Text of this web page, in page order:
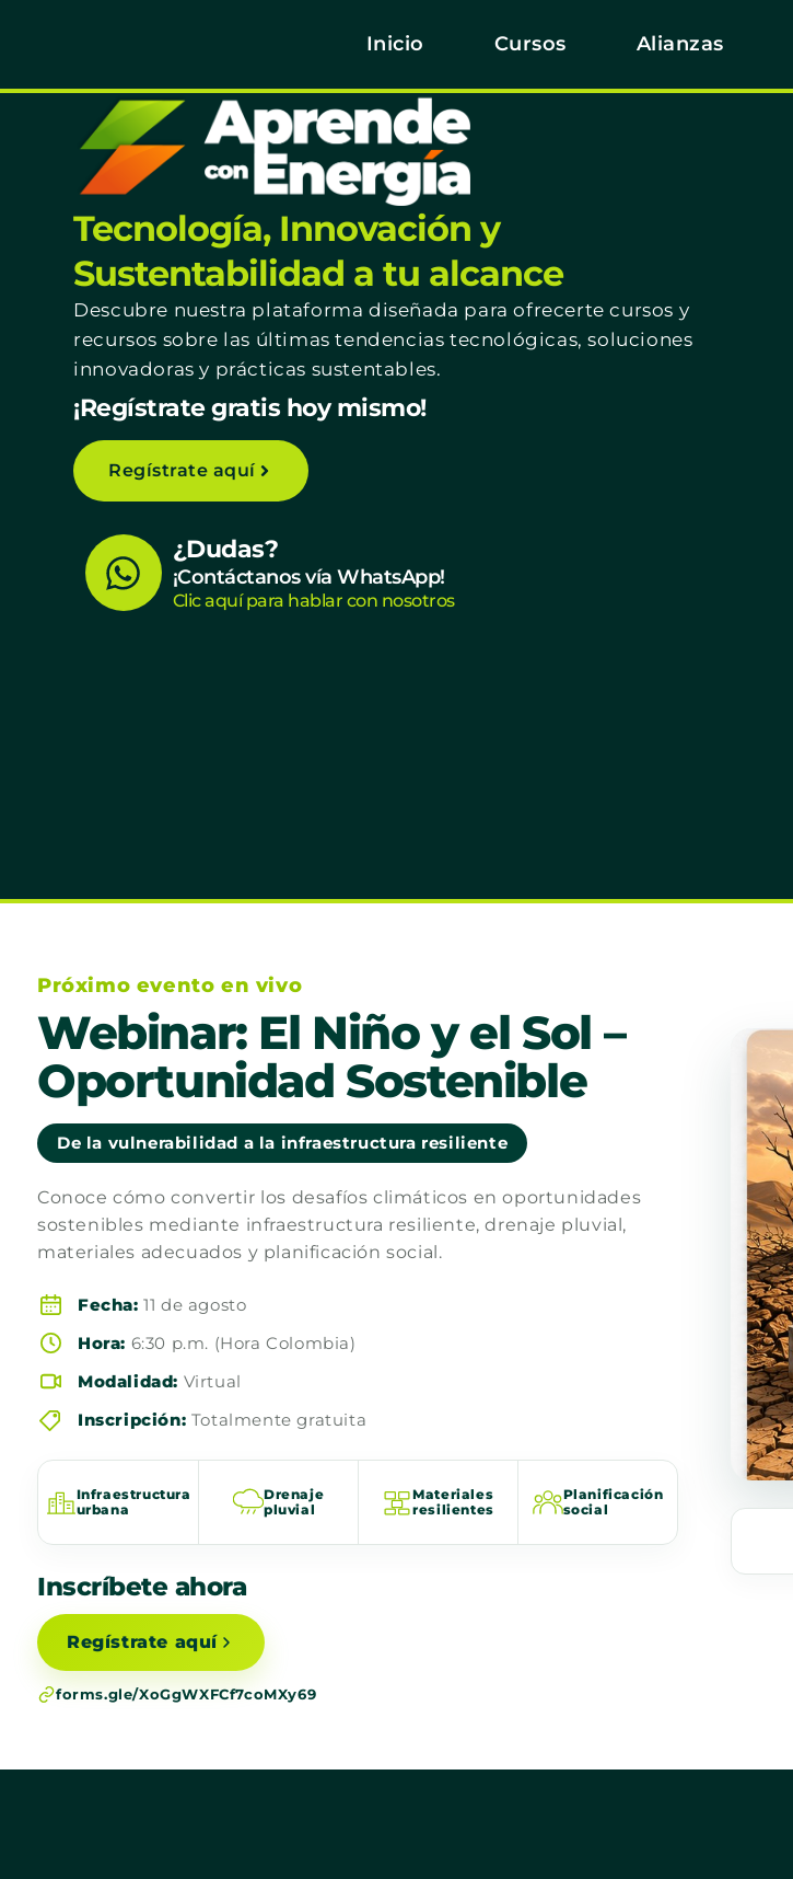
Inicio Cursos Alianzas
Tecnología, Innovación y
Sustentabilidad a tu alcance
Descubre nuestra plataforma diseñada para ofrecerte cursos y
recursos sobre las últimas tendencias tecnológicas, soluciones
innovadoras y prácticas sustentables.
¡Regístrate gratis hoy mismo!
Regístrate aquí
W
h
¿Dudas?
¡Contáctanos vía WhatsApp!
Clic aquí para hablar con nosotros
Próximo evento en vivo
Webinar: El Niño y el Sol –
Oportunidad Sostenible
De la vulnerabilidad a la infraestructura resiliente
Conoce cómo convertir los desafíos climáticos en oportunidades
sostenibles mediante infraestructura resiliente, drenaje pluvial,
materiales adecuados y planificación social.
Fecha: 11 de agosto
Hora: 6:30 p.m. (Hora Colombia)
Modalidad: Virtual
Inscripción: Totalmente gratuita
Infraestructura
urbana
Drenaje
pluvial
Materiales
resilientes
Planificación
social
Inscríbete ahora
Regístrate aquí
forms.gle/XoGgWXFCf7coMXy69